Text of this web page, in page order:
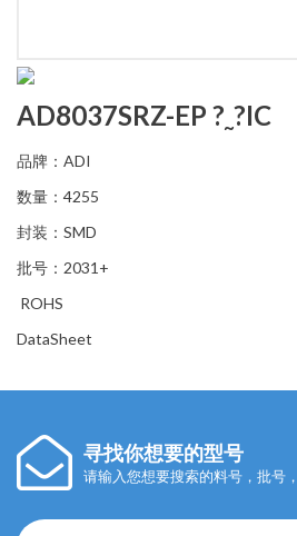
AD8037SRZ-EP ?˷?IC
品牌：ADI
数量：4255
封装：SMD
批号：2031+
ROHS
DataSheet
寻找你想要的型号
请输入您想要搜索的料号，批号